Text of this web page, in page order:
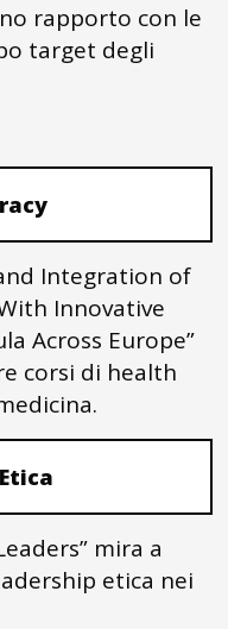
rapporto con le
target degli
Integration of
Innovative
Across Europe”
corsi di health
mira a
etica nei